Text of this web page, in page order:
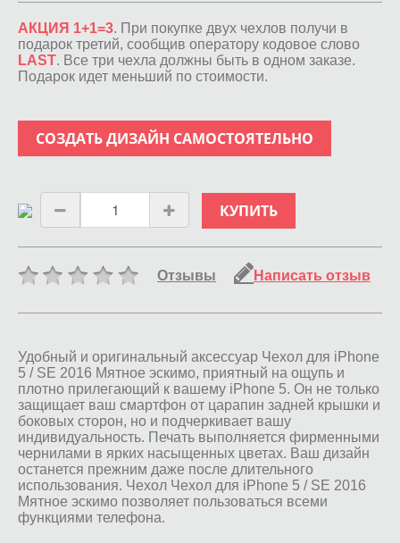
АКЦИЯ 1+1=3. При покупке двух чехлов получи в
подарок третий, сообщив оператору кодовое слово
LAST. Все три чехла должны быть в одном заказе.
Подарок идет меньший по стоимости.
СОЗДАТЬ ДИЗАЙН САМОСТОЯТЕЛЬНО
КУПИТЬ
Отзывы Написать отзыв
Удобный и оригинальный аксессуар Чехол для iPhone
5 / SE 2016 Мятное эскимо, приятный на ощупь и
плотно прилегающий к вашему iPhone 5. Он не только
защищает ваш смартфон от царапин задней крышки и
боковых сторон, но и подчеркивает вашу
индивидуальность. Печать выполняется фирменными
чернилами в ярких насыщенных цветах. Ваш дизайн
останется прежним даже после длительного
использования. Чехол Чехол для iPhone 5 / SE 2016
Мятное эскимо позволяет пользоваться всеми
функциями телефона.